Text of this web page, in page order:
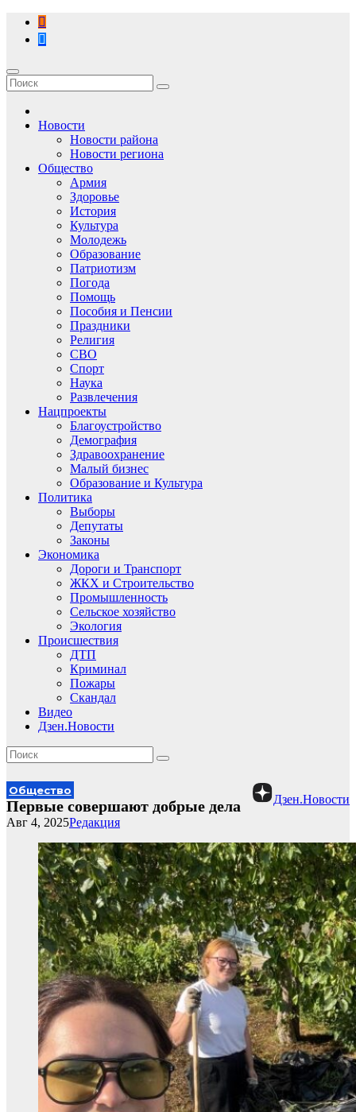
Перейти
содержимому
Новости
Новости района
Новости региона
Общество
Армия
Здоровье
История
Культура
Молодежь
Образование
Патриотизм
Погода
Помощь
Пособия и Пенсии
Праздники
Религия
СВО
Спорт
Наука
Развлечения
Нацпроекты
Благоустройство
Демография
Здравоохранение
Малый бизнес
Образование и Культура
Политика
Выборы
Депутаты
Законы
Экономика
Дороги и Транспорт
ЖКХ и Строительство
Промышленность
Сельское хозяйство
Экология
Происшествия
ДТП
Криминал
Пожары
Скандал
Видео
Дзен.Новости
Дзен.Новости
Общество
Первые совершают добрые дела
Редакция
Авг 4, 2025